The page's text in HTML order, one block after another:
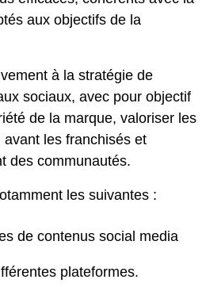
aux objectifs de la
à la stratégie de
sociaux, avec pour objectif
de la marque, valoriser les
les franchisés et
des communautés.
les suivantes :
de contenus social media
plateformes.